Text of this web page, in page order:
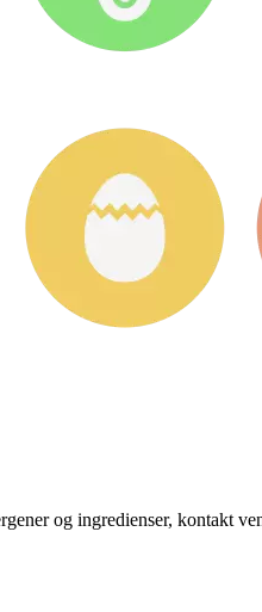
og ingredienser, kontakt